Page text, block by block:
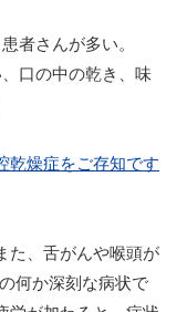
者さんが多い。
口の中の乾き、味
乾燥症をご存知です
た、舌がんや喉頭が
何か深刻な病状で